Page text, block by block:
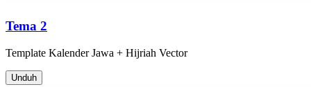
Tema 2
Template Kalender Jawa + Hijriah Vector
Unduh